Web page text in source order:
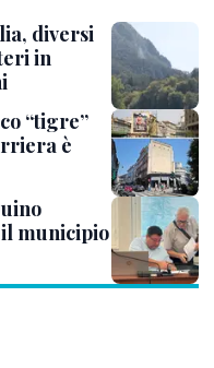
diversi
in
“tigre”
è
municipio